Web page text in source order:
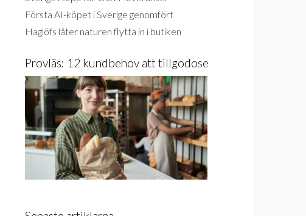
Första AI-köpet i Sverige genomfört
Haglöfs låter naturen flytta in i butiken
Provläs: 12 kundbehov att tillgodose